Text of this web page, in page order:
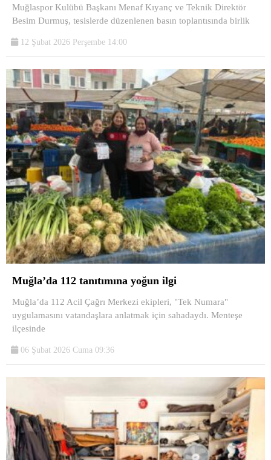
Muğlaspor Kulübü Başkanı Menaf Kıyanç ve Teknik Direktör
Besim Durmuş, tesislerde düzenlenen basın toplantısında birlik
12 Şubat 2026 Perşembe 14:00
Muğla’da 112 tanıtımına yoğun ilgi
Muğla’da 112 Acil Çağrı Merkezi ekipleri, "Tek Numara"
uygulamasını vatandaşlara anlatmak için sahadaydı. Menteşe
ilçesinde
06 Şubat 2026 Cuma 09:36